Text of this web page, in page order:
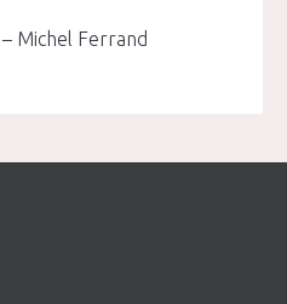
Michel Ferrand